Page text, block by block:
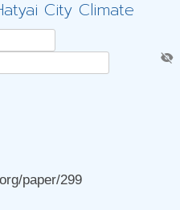
City Climate
visibility_off
paper/299